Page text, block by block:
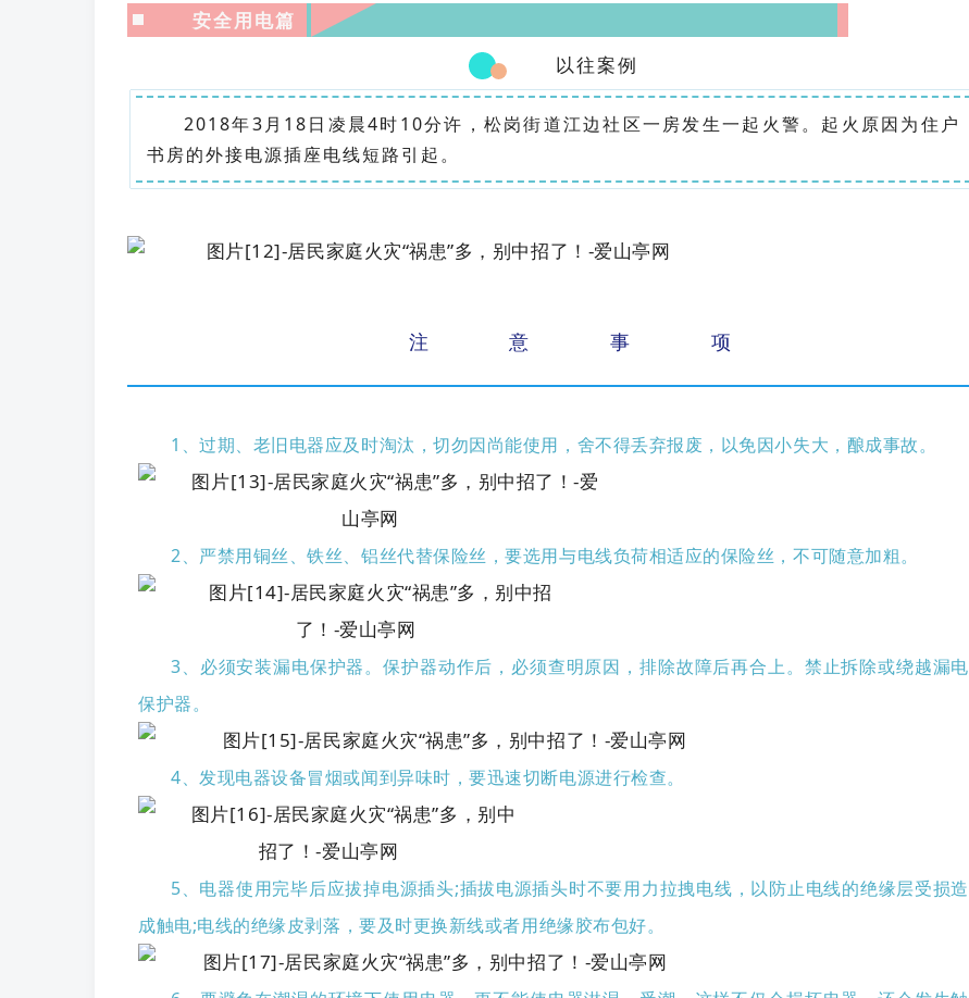
安全用电篇
以往案例
2018年3月18日凌晨4时10分许，松岗街道江边社区一房发生一起火警。起火原因为住户
书房的外接电源插座电线短路引起。
注 意 事 项
1、过期、老旧电器应及时淘汰，切勿因尚能使用，舍不得丢弃报废，以免因小失大，酿成事故。
2、严禁用铜丝、铁丝、铝丝代替保险丝，要选用与电线负荷相适应的保险丝，不可随意加粗。
3、必须安装漏电保护器。保护器动作后，必须查明原因，排除故障后再合上。禁止拆除或绕越漏电
保护器。
4、发现电器设备冒烟或闻到异味时，要迅速切断电源进行检查。
5、电器使用完毕后应拔掉电源插头;插拔电源插头时不要用力拉拽电线，以防止电线的绝缘层受损造
成触电;电线的绝缘皮剥落，要及时更换新线或者用绝缘胶布包好。